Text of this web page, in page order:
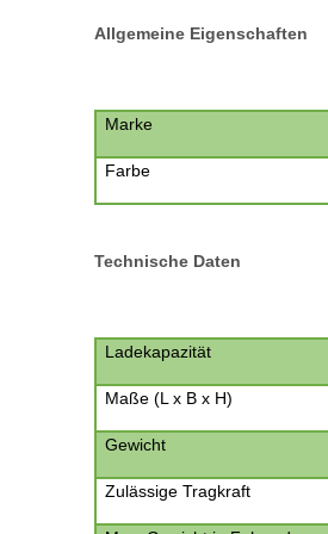
Allgemeine Eigenschaften
Marke
Farbe
Technische Daten
Ladekapazität
Maße (L x B x H)
Gewicht
Zulässige Tragkraft